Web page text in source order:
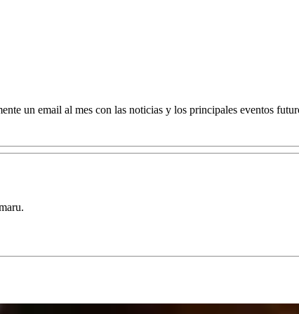
un email al mes con las noticias y los principales eventos